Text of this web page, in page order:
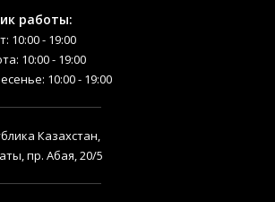
работы:
10:00 - 19:00
10:00 - 19:00
10:00 - 19:00
Казахстан,
пр. Абая, 20/5